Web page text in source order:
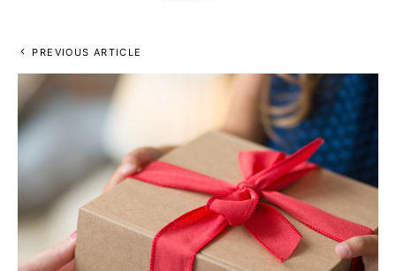
PREVIOUS ARTICLE